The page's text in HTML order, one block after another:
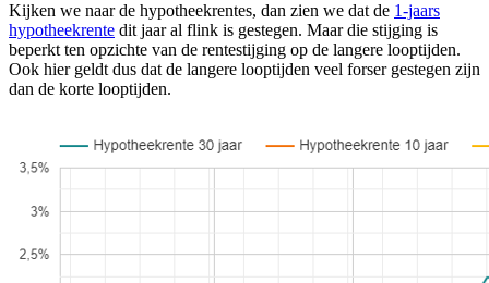
Kijken we naar de hypotheekrentes, dan zien we dat de 1-jaars
hypotheekrente dit jaar al flink is gestegen. Maar die stijging is
beperkt ten opzichte van de rentestijging op de langere looptijden.
Ook hier geldt dus dat de langere looptijden veel forser gestegen zijn
dan de korte looptijden.